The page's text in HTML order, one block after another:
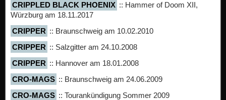
CRIPPLED BLACK PHOENIX :: Hammer of Doom XII,
Würzburg am 18.11.2017
CRIPPER :: Braunschweig am 10.02.2010
CRIPPER :: Salzgitter am 24.10.2008
CRIPPER :: Hannover am 18.01.2008
CRO-MAGS :: Braunschweig am 24.06.2009
CRO-MAGS :: Tourankündigung Sommer 2009